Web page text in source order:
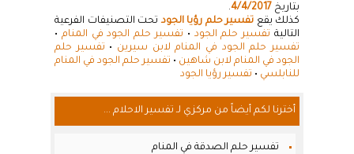
بتاريخ 4/4/2017
.
كذلك يقع تفسير حلم رؤيا الجودتحت التصنيفات الفرعية
التالية تفسير حلم الجود • تفسير حلم الجود في المنام •
تفسير حلم الجود في المنام لابن سيرين • تفسير حلم
الجود في المنام لابن شاهين • تفسير حلم الجود في المنام
للنابلسي • تفسير رؤيا الجود
أخترنا لكم أيضاً من مركزي لـ تفسير الاحلام ...
تفسير حلم الصدقة في المنام